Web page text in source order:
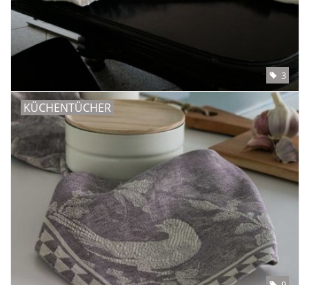
Tel.0049(0)7322-919376
Marken
3
KÜCHENTÜCHER